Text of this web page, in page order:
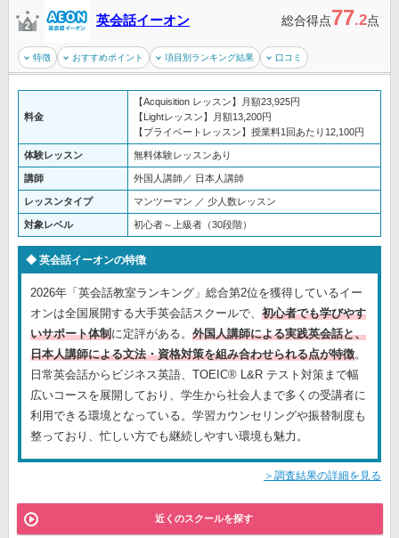
英会話イーオン 総合得点77.2点
特徴 おすすめポイント 項目別ランキング結果 口コミ
料金
【Acquisition レッスン】月額23,925円
【Lightレッスン】月額13,200円
【プライベートレッスン】授業料1回あたり12,100円
体験レッスン 無料体験レッスンあり
講師 外国人講師／ 日本人講師
レッスンタイプ マンツーマン ／ 少人数レッスン
対象レベル 初心者～上級者（30段階）
英会話イーオンの特徴
2026年「英会話教室ランキング」総合第2位を獲得しているイー
オンは全国展開する大手英会話スクールで、 初心者でも学びやす
いサポート体制 に定評がある。 外国人講師による実践英会話と、
日本人講師による文法・資格対策を組み合わせられる点が特徴。
日常英会話からビジネス英語、TOEIC® L&R テスト対策まで幅
広いコースを展開しており、学生から社会人まで多くの受講者に
利用できる環境となっている。学習カウンセリングや振替制度も
整っており、忙しい方でも継続しやすい環境も魅力。
＞調査結果の詳細を見る
近くのスクールを探す